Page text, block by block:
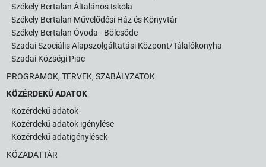
Székely Bertalan Általános Iskola
Székely Bertalan Művelődési Ház és Könyvtár
Székely Bertalan Óvoda - Bölcsőde
Szadai Szociális Alapszolgáltatási Központ/Tálalókonyha
Szadai Községi Piac
PROGRAMOK, TERVEK, SZABÁLYZATOK
KÖZÉRDEKŰ ADATOK
Közérdekű adatok
Közérdekű adatok igénylése
Közérdekű adatigénylések
KÖZADATTÁR